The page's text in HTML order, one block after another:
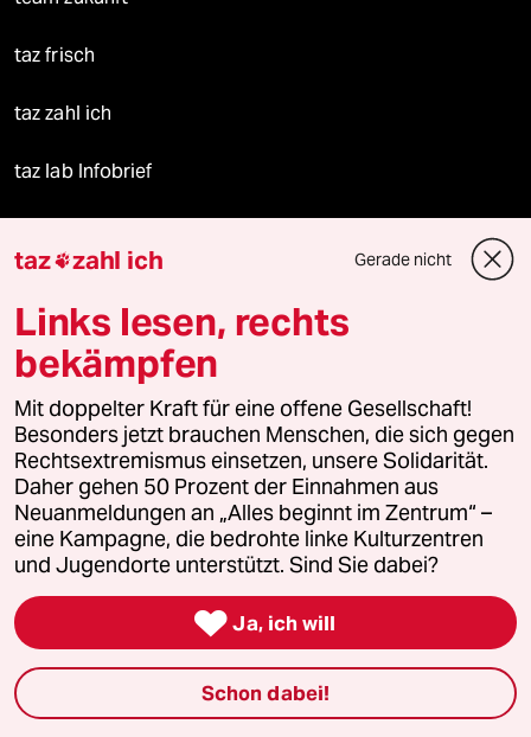
taz frisch
taz zahl ich
taz lab Infobrief
Veranstaltungen
Demnächst
Vor Ort
Live im Stream
Vergangene
taz lab 2027
Mehr taz Lesestoff
taz zahl ich Gerade nicht
Links lesen, rechts
bekämpfen
Mit doppelter Kraft für eine offene Gesellschaft!
Besonders jetzt brauchen Menschen, die sich gegen
Rechtsextremismus einsetzen, unsere Solidarität.
Daher gehen 50 Prozent der Einnahmen aus
Neuanmeldungen an „Alles beginnt im Zentrum“ –
eine Kampagne, die bedrohte linke Kulturzentren
und Jugendorte unterstützt. Sind Sie dabei?
 Ja, ich will
Schon dabei!